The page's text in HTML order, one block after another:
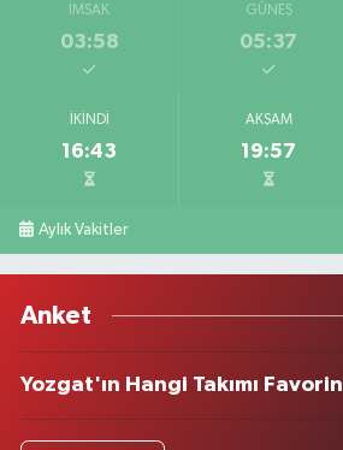
İMSAK
03:58
GÜNEŞ
05:37
İKINDI
16:43
AKŞAM
19:57
Aylık Vakitler
Anket
Yozgat'ın Hangi Takımı Favorin